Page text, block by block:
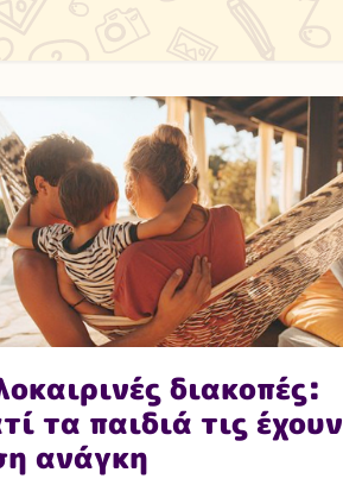
διακοπές:
τα παιδιά τις έχουν
ανάγκη